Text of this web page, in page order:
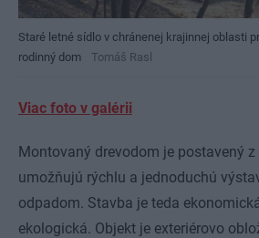
Staré letné sídlo v chránenej krajinnej oblasti
rodinný dom
Tomáš Rasl
Viac foto v galérii
Montovaný drevodom je postavený z
umožňujú rýchlu a jednoduchú
odpadom. Stavba je teda
ekologická. Objekt je exteriérovo